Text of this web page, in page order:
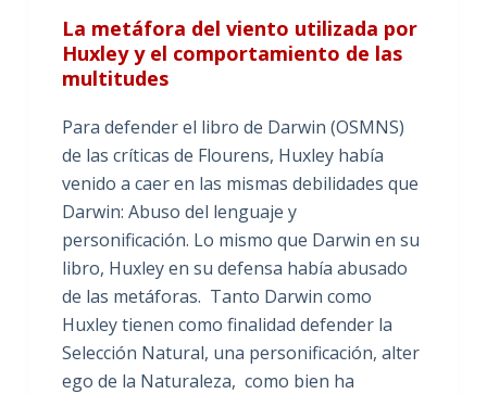
La metáfora del viento utilizada por
Huxley y el comportamiento de las
multitudes
Para defender el libro de Darwin (OSMNS)
de las críticas de Flourens, Huxley había
venido a caer en las mismas debilidades que
Darwin: Abuso del lenguaje y
personificación. Lo mismo que Darwin en su
libro, Huxley en su defensa había abusado
de las metáforas. Tanto Darwin como
Huxley tienen como finalidad defender la
Selección Natural, una personificación, alter
ego de la Naturaleza, como bien ha